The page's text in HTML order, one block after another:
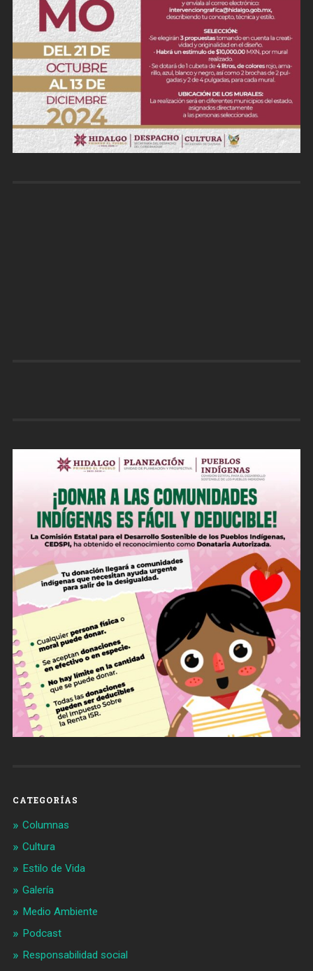
CATEGORÍAS
Columnas
Cultura
Estilo de Vida
Galería
Medio Ambiente
Podcast
Responsabilidad social